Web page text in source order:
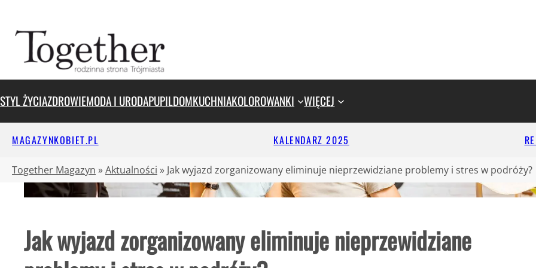
treści
STYL ŻYCIAZDROWIEMODA I URODAPUPILDOMKUCHNIAKOLOROWANKI WIĘCEJ
MAGAZYNKOBIET.PL KALENDARZ 2025
Together Magazyn »Aktualności » Jak wyjazd zorganizowany eliminuje nieprzewidziane problemy i stres w podróży?
Jak wyjazd zorganizowany eliminuje nieprzewidziane